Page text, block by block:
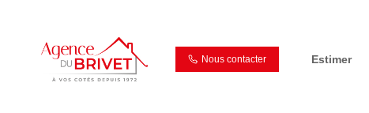
Nous contacter Estimer